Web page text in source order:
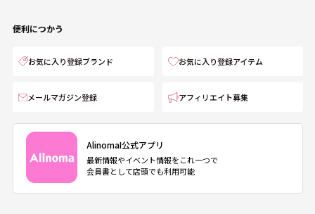
便利につかう
お気に入り登録ブランド お気に入り登録アイテム
メールマガジン登録 アフィリエイト募集
AlinomaI公式アプリ
最新情報やイベント情報をこれ一つで
会員書として店頭でも利用可能